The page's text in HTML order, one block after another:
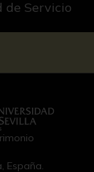
de Servicio
España.